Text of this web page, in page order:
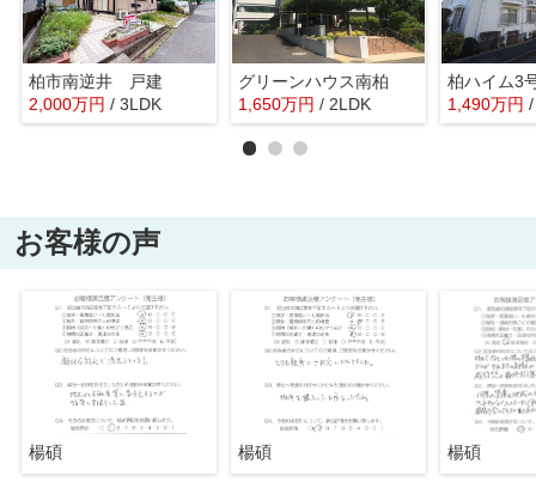
柏市南逆井 戸建
2,000万円 / 3LDK
グリーンハウス南柏
1,650万円 / 2LDK
柏ハイム3
1,490万円
お客様の声
楊碩 楊碩 楊碩